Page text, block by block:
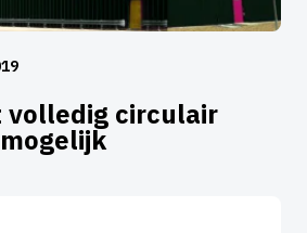
volledig circulair